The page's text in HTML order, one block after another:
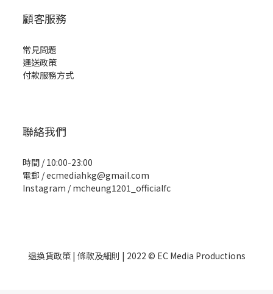
顧客服務
常見問題
運送政策
付款服務方式
聯絡我們
時間 / 10:00-23:00
電郵 / ecmediahkg@gmail.com
Instagram / mcheung1201_officialfc
退換貨政策| 條款及細則 | 2022 © EC Media Productions